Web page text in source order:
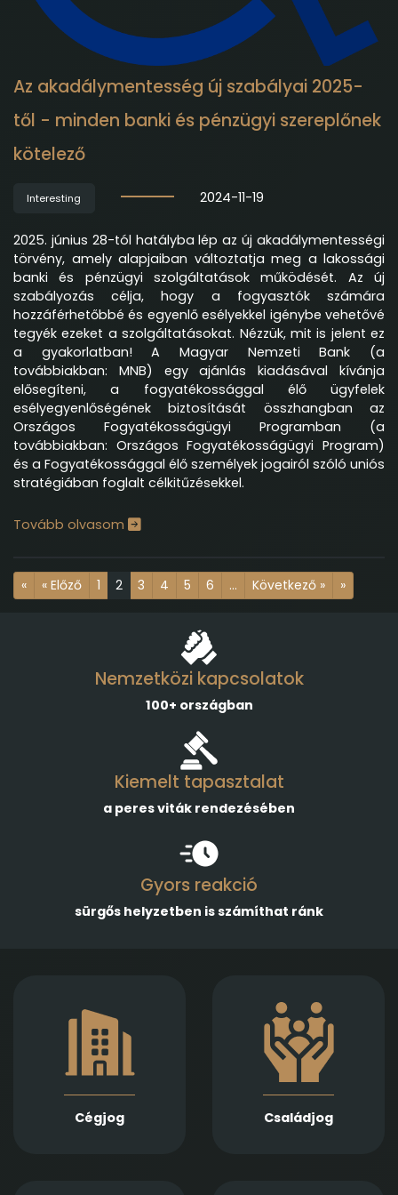
Az akadálymentesség új szabályai 2025-
től - minden banki és pénzügyi szereplőnek
kötelező
Interesting 2024-11-19
2025. június 28-tól hatályba lép az új akadálymentességi
törvény, amely alapjaiban változtatja meg a lakossági
banki és pénzügyi szolgáltatások működését. Az új
szabályozás célja, hogy a fogyasztók számára
hozzáférhetőbbé és egyenlő esélyekkel igénybe vehetővé
tegyék ezeket a szolgáltatásokat. Nézzük, mit is jelent ez
a gyakorlatban!A Magyar Nemzeti Bank (a
továbbiakban: MNB) egy ajánlás kiadásával kívánja
elősegíteni,a fogyatékossággal élő ügyfelek
esélyegyenlőségének biztosítását összhangban az
Országos Fogyatékosságügyi Programban (a
továbbiakban: Országos Fogyatékosságügyi Program)
és a Fogyatékossággal élő személyek jogairól szóló uniós
stratégiában foglalt célkitűzésekkel.
Tovább olvasom
« « Előző 1 2 3 4 5 6 ... Következő » »
Nemzetközi kapcsolatok
100+ országban
Kiemelt tapasztalat
a peres viták rendezésében
Gyors reakció
sürgős helyzetben is számíthat ránk
Cégjog
módosításában és
átalakulásában
biztosítunk teljes körű
szolgáltatást
Jogi képviseletet
vállalunk
végelszámolás, csőd-
Családjog
megalapozott jogi
támogatást nyújtunk
házassági bontóper,
vagyonmegosztás,
tartásdíj,
gyermekelhelyezés,
szülői felügyelet,
apasági vélelem,